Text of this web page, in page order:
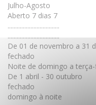
Julho-Agosto
Aberto 7 dias 7
..................................
..................................
De 01 de novembro a 31
fechado
Noite de domingo a
De 1 abril - 30 outubro
fechado
domingo à noite